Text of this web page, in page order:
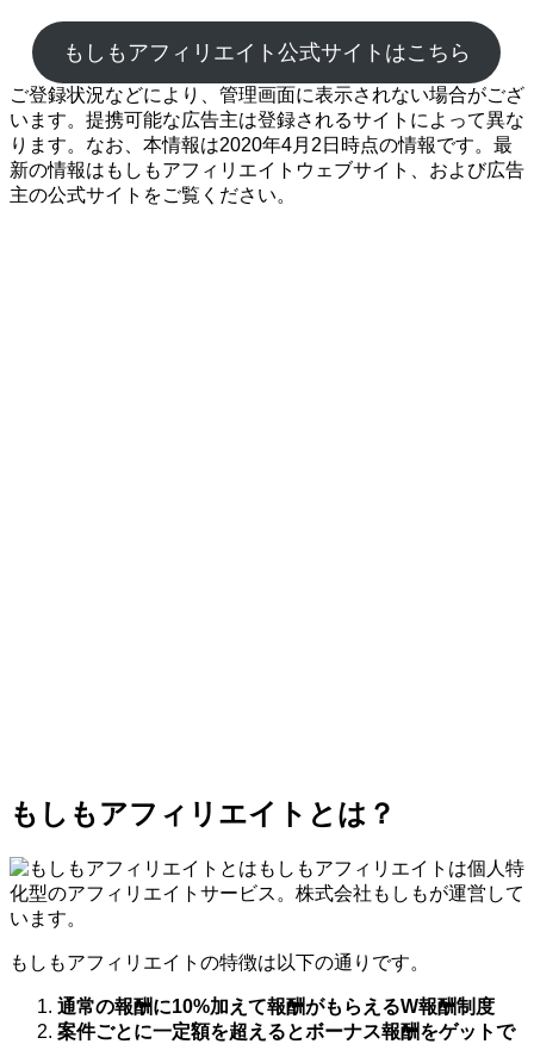
もしもアフィリエイト公式サイトはこちら
ご登録状況などにより、管理画面に表示されない場合がござ
います。提携可能な広告主は登録されるサイトによって異な
ります。なお、本情報は2020年4月2日時点の情報です。最
新の情報はもしもアフィリエイトウェブサイト、および広告
主の公式サイトをご覧ください。
もしもアフィリエイトとは？
もしもアフィリエイトは個人特
化型のアフィリエイトサービス。株式会社もしもが運営して
います。
もしもアフィリエイトの特徴は以下の通りです。
通常の報酬に10%加えて報酬がもらえるW報酬制度
案件ごとに一定額を超えるとボーナス報酬をゲットで